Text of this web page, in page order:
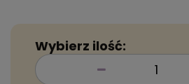
Wybierz ilość: